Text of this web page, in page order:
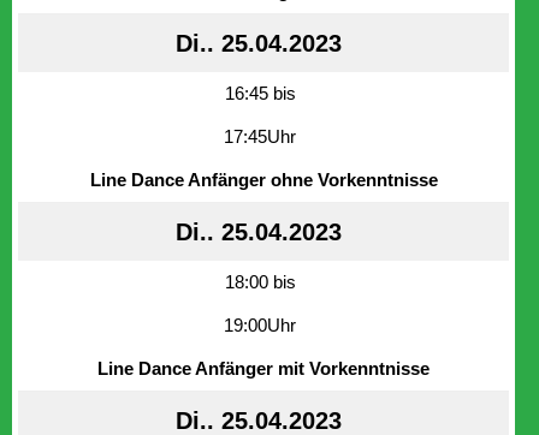
Di.. 25.04.2023
16:45 bis
17:45Uhr
Line Dance Anfänger ohne Vorkenntnisse
Di.. 25.04.2023
18:00 bis
19:00Uhr
Line Dance Anfänger mit Vorkenntnisse
Di.. 25.04.2023